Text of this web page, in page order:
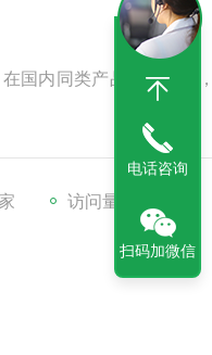
国内同类产品中居水平
访问量：10581
电话咨询
扫码加微信